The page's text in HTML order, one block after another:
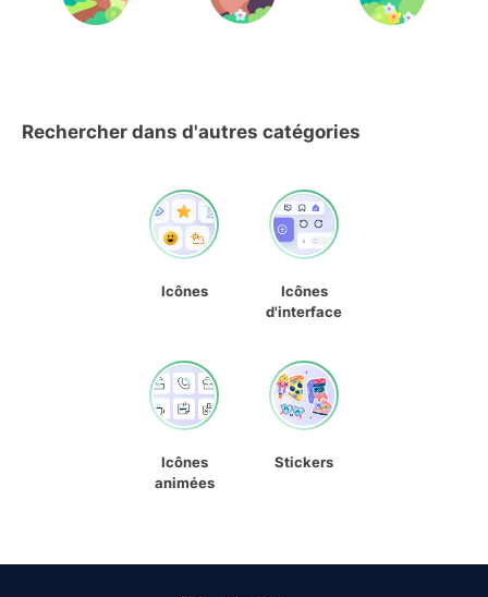
Rechercher dans d'autres catégories
Icônes
Icônes
d'interface
Icônes
animées
Stickers